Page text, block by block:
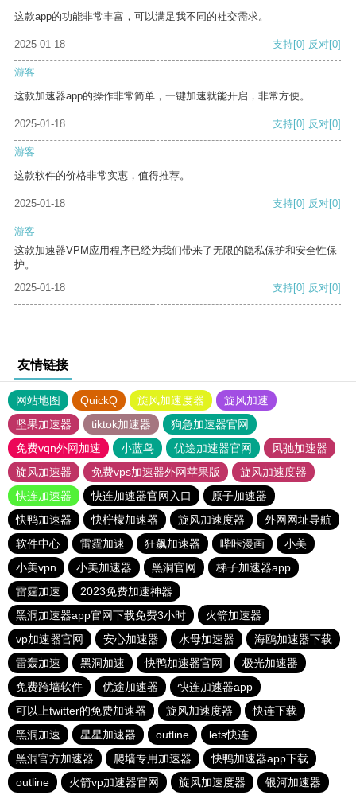
这款app的功能非常丰富，可以满足我不同的社交需求。
2025-01-18 支持[0] 反对[0]
游客
这款加速器app的操作非常简单，一键加速就能开启，非常方便。
2025-01-18 支持[0] 反对[0]
游客
这款软件的价格非常实惠，值得推荐。
2025-01-18 支持[0] 反对[0]
游客
这款加速器VPM应用程序已经为我们带来了无限的隐私保护和安全性保
护。
2025-01-18
支持[0] 反对[0]
友情链接
网站地图 QuickQ 旋风加速度器
旋风加速
坚果加速器
tiktok加速器
狗急加速器官网
免费vqn外网加速
小蓝鸟 优途加速器官网
风驰加速器
旋风加速器
免费vps加速器外网苹果版
旋风加速度器
快连加速器
快连加速器官网入口
原子加速器
快鸭加速器
快柠檬加速器 旋风加速度器
外网网址导航
软件中心
雷霆加速 狂飙加速器 哔咔漫画
小美
小美vpn
小美加速器 黑洞官网
梯子加速器app
雷霆加速
2023免费加速神器
黑洞加速器app官网下载免费3小时
火箭加速器
vp加速器官网
安心加速器 水母加速器
海鸥加速器下载
雷轰加速
黑洞加速 快鸭加速器官网
极光加速器
免费跨墙软件
优途加速器
快连加速器app
可以上twitter的免费加速器
旋风加速度器
快连下载
黑洞加速
星星加速器 outline
lets快连
黑洞官方加速器
爬墙专用加速器
快鸭加速器app下载
outline
火箭vp加速器官网 旋风加速度器 银河加速器